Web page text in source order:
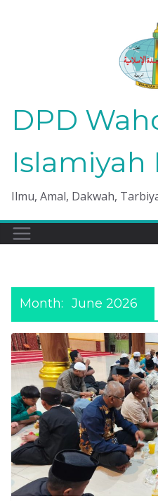
DPD
Islamiyah
Ilmu, Amal, Dakwah,
Month: June 2026